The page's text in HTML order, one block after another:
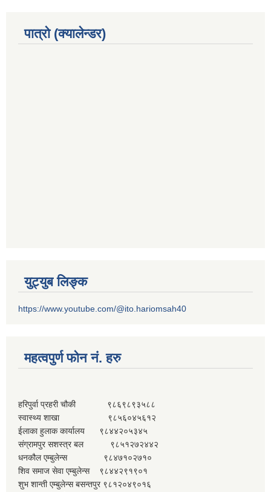
पात्रो (क्यालेन्डर)
युट्युब लिङ्क
https://www.youtube.com/@ito.hariomsah40
महत्वपुर्ण फोन नं. हरु
हरिपुर्वा प्रहरी चौकी ९८६९८९३५८८
स्वास्थ्य शाखा ९८५६०४५६१२
ईलाका हुलाक कार्यालय ९८४४२०५३४५
संग्रामपुर सशस्त्र बल ९८५१२७२४४२
धनकौल एम्बुलेन्स ९८४७१०२७१०
शिव समाज सेवा एम्बुलेन्स ९८४४२९१९०१
शुभ शान्ती एम्बुलेन्स बसन्तपुर ९८१२०४९०१६